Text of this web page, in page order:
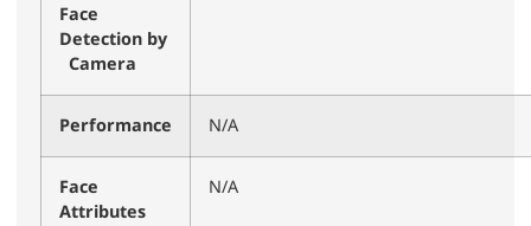
Face
Detection by
Camera
Performance N/A
Face
Attributes
N/A